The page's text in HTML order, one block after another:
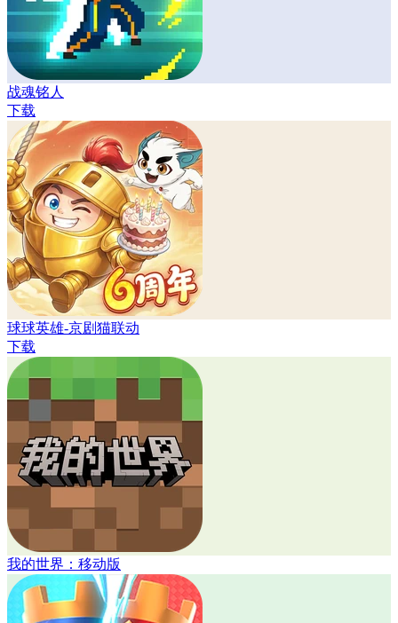
战魂铭人
下载
球球英雄-京剧猫联动
下载
我的世界：移动版